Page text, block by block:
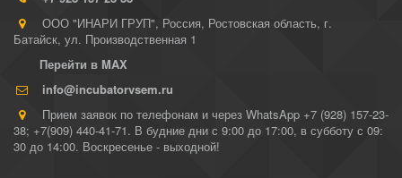
ООО "ИНАРИ ГРУП", Россия, Ростовская область, г.
Батайск, ул. Производственная 1
Перейти в MAX
info@incubatorvsem.ru
Прием заявок по телефонам и через WhatsApp +7 (928) 157-23-
38; +7(909) 440-41-71. В будние дни с 9:00 до 17:00, в субботу с 09:
30 до 14:00. Воскресенье - выходной!